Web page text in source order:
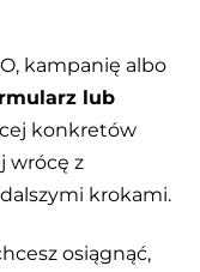
kampanię albo
lub
konkretów
wrócę z
krokami.
osiągnąć,